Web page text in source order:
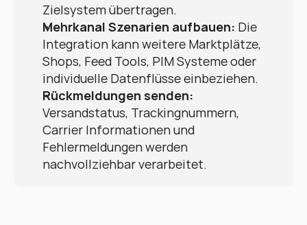
Zielsystem übertragen.
Mehrkanal Szenarien aufbauen: Die
Integration kann weitere Marktplätze,
Shops, Feed Tools, PIM Systeme oder
individuelle Datenflüsse einbeziehen.
Rückmeldungen senden:
Versandstatus, Trackingnummern,
Carrier Informationen und
Fehlermeldungen werden
nachvollziehbar verarbeitet.